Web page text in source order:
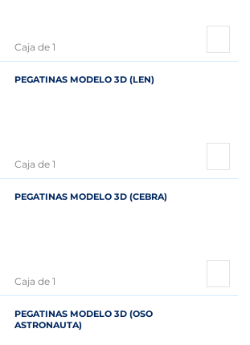
Caja de 1
PEGATINAS MODELO 3D (LEN)
Caja de 1
PEGATINAS MODELO 3D (CEBRA)
Caja de 1
PEGATINAS MODELO 3D (OSO
ASTRONAUTA)